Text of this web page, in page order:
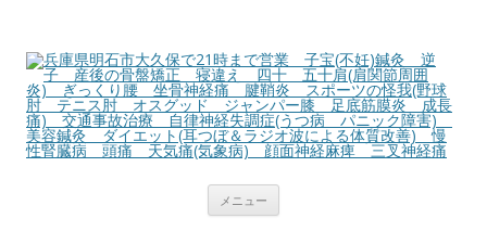
子宝(不妊)鍼灸 逆子 産後の骨盤矯
正 寝違え 四十 五十肩(肩関節周囲
炎) ぎっくり腰 坐骨神経痛 腱鞘
炎 スポーツの怪我(野球肘 テニス
肘 オスグッド ジャンパー膝 足底
メニュー